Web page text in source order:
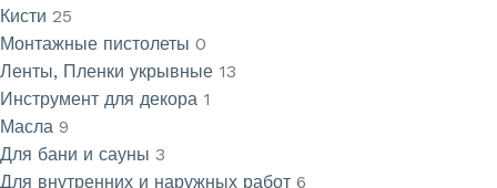
Кисти 25
Монтажные пистолеты 0
Ленты, Пленки укрывные 13
Инструмент для декора 1
Масла 9
Для бани и сауны 3
Для внутренних и наружных работ 6